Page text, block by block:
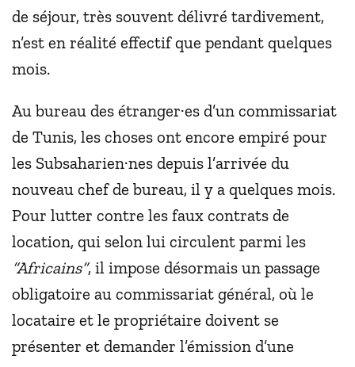
de séjour, très souvent délivré tardivement,
n’est en réalité effectif que pendant quelques
mois.
Au bureau des étranger·es d’un commissariat
de Tunis, les choses ont encore empiré pour
les Subsaharien·nes depuis l’arrivée du
nouveau chef de bureau, il y a quelques mois.
Pour lutter contre les faux contrats de
location, qui selon lui circulent parmi les
“Africains”, il impose désormais un passage
obligatoire au commissariat général, où le
locataire et le propriétaire doivent se
présenter et demander l’émission d’une